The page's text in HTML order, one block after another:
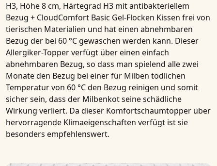
H3, Höhe 8 cm, Härtegrad H3 mit antibakteriellem
Bezug + CloudComfort Basic Gel-Flocken Kissen frei von
tierischen Materialien und hat einen abnehmbaren
Bezug der bei 60 °C gewaschen werden kann. Dieser
Allergiker-Topperverfügt über einen einfach
abnehmbaren Bezug, so dass man spielend alle zwei
Monate den Bezug bei einer für Milben tödlichen
Temperatur von 60 °C den Bezug reinigen und somit
sicher sein, dass der Milbenkot seine schädliche
Wirkung verliert. Da dieser Komfortschaumtopper über
hervorragende Klimaeigenschaften verfügt ist sie
besonders empfehlenswert.